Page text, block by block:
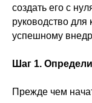
создать его с
руководство
успешному
Шаг 1.
Прежде чем